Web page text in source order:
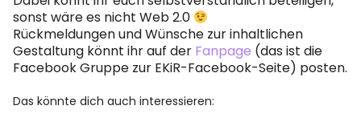
sonst wäre es nicht Web 2.0
Rückmeldungen und Wünsche zur inhaltlichen
Gestaltung könnt ihr auf der Fanpage (das ist die
Facebook Gruppe zur EKiR-Facebook-Seite) posten.
Das könnte dich auch interessieren: